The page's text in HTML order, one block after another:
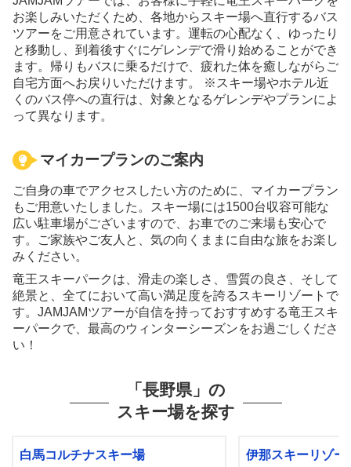
お楽しみいただくため、各地からスキー場へ直行するバス
ツアーをご用意されています。運転の心配なく、ゆったり
と移動し、到着後すぐにゲレンデで滑り始めることができ
ます。帰りもバスに乗るだけで、疲れた体を癒しながらご
自宅方面へお戻りいただけます。 ※スキー場やホテル近
くのバス停への直行は、対象となるゲレンデやプランによ
って異なります。
マイカープランのご案内
ご自身の車でアクセスしたい方のために、マイカープラン
もご用意いたしました。スキー場には1500台収容可能な
広い駐車場がございますので、お車でのご来場も安心で
す。ご家族やご友人と、気の向くままに自由な旅をお楽し
みください。
竜王スキーパークは、滑走の楽しさ、雪質の良さ、そして
絶景と、全てにおいて高い満足度を誇るスキーリゾートで
す。JAMJAMツアーが自信を持っておすすめする竜王スキ
ーパークで、最高のウィンターシーズンをお過ごしくださ
い！
「長野県」の
スキー場を探す
白馬コルチナスキー場 伊那スキーリゾー